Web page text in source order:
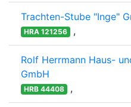
Trachten-Stube "Inge"
HRA 121256 ,
Rolf Herrmann Haus-
GmbH
HRB 44408 ,